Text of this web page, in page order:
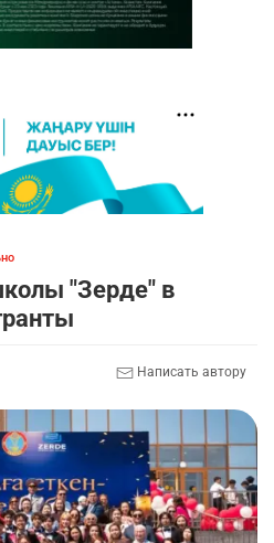
"Зерде" в
Написать автору